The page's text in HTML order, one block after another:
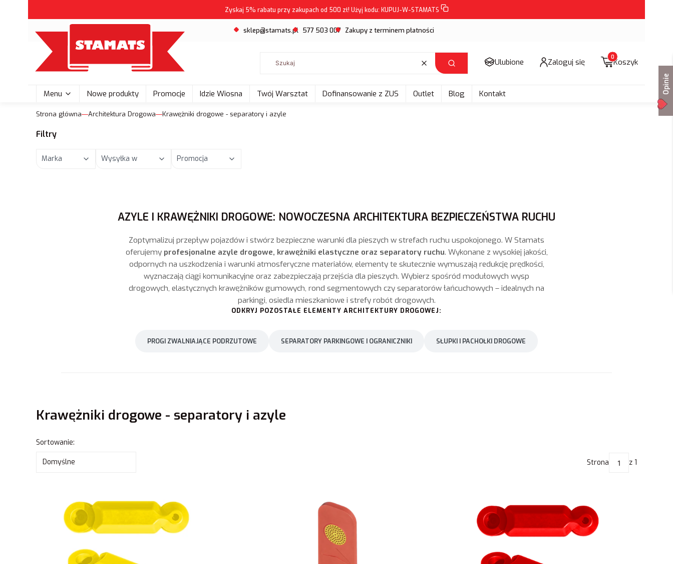
Zyskaj 5% rabatu przy zakupach od 500 zł! Użyj kodu: KUPUJ-W-STAMATS
sklep@stamats.pl 577 503 007 Zakupy z terminem płatności
Wyczyść Szukaj
Ulubione Zaloguj się Produkty w koszyku:
Koszyk
Menu Nowe produkty Promocje Idzie Wiosna Twój Warsztat Dofinansowanie z ZUS Outlet Blog Kontakt
Strona główna Architektura Drogowa Krawężniki drogowe - separatory i azyle
Filtry
Marka Wysyłka w Promocja
AZYLE I KRAWĘŻNIKI DROGOWE: NOWOCZESNA ARCHITEKTURA BEZPIECZEŃSTWA RUCHU
Zoptymalizuj przepływ pojazdów i stwórz bezpieczne warunki dla pieszych w strefach ruchu uspokojonego. W Stamats
oferujemy profesjonalne azyle drogowe, krawężniki elastyczne oraz separatory ruchu. Wykonane z wysokiej jakości,
odpornych na uszkodzenia i warunki atmosferyczne materiałów, elementy te skutecznie wymuszają redukcję prędkości,
wyznaczają ciągi komunikacyjne oraz zabezpieczają przejścia dla pieszych. Wybierz spośród modułowych wysp
drogowych, elastycznych krawężników gumowych, rond segmentowych czy separatorów łańcuchowych – idealnych na
parkingi, osiedla mieszkaniowe i strefy robót drogowych.
ODKRYJ POZOSTAŁE ELEMENTY ARCHITEKTURY DROGOWEJ:
PROGI ZWALNIAJĄCE PODRZUTOWE SEPARATORY PARKINGOWE I OGRANICZNIKI SŁUPKI I PACHOŁKI DROGOWE
Krawężniki drogowe - separatory i azyle
Lista produktów
Sortowanie:
Domyślne Strona z 1
Opinie